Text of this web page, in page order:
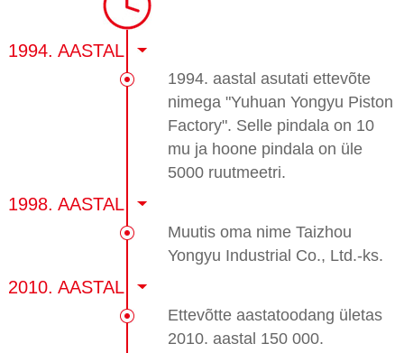
1994. AASTAL
1994. aastal asutati ettevõte
nimega "Yuhuan Yongyu Piston
Factory". Selle pindala on 10
mu ja hoone pindala on üle
5000 ruutmeetri.
1998. AASTAL
Muutis oma nime Taizhou
Yongyu Industrial Co., Ltd.-ks.
2010. AASTAL
Ettevõtte aastatoodang ületas
2010. aastal 150 000.